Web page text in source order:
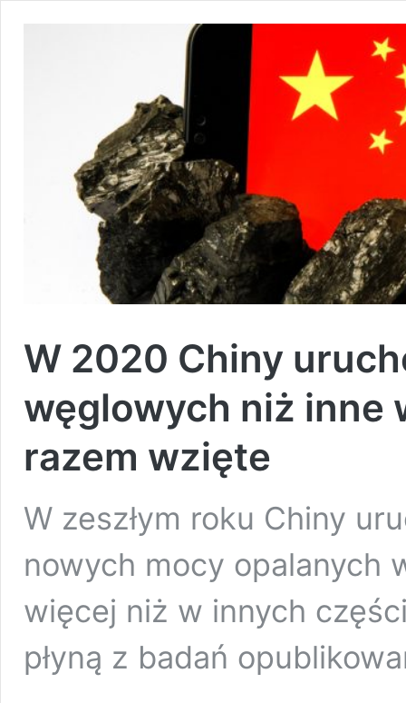
W 2020 Chiny
węglowych niż inne
razem wzięte
W zeszłym roku Chiny
nowych mocy opalanych
więcej niż w innych
płyną z badań